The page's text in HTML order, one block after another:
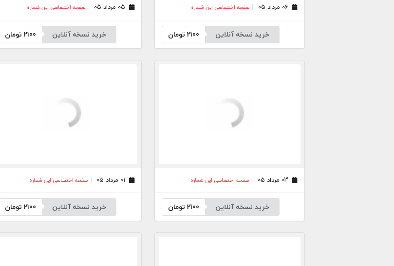
صفحه اختصاصی این شماره
خرید نسخه آنلاین 2100 تومان
صفحه اختصاصی این شماره
خرید نسخه آنلاین 2100تومان
۰۳ مرداد ۰۵ صفحه اختصاصی این شماره
خرید نسخه آنلاین 2100 تومان
صفحه اختصاصی این شماره
خرید نسخه آنلاین 2100تومان